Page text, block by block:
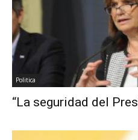
Politica
“La seguridad del